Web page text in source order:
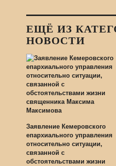
ЕЩЁ ИЗ
НОВОСТИ
Заявление Кемеровского
епархиального управления
относительно ситуации,
связанной с
обстоятельствами жизни